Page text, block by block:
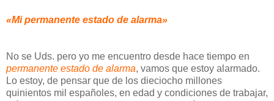
«Mi permanente estado de alarma»
No se Uds. pero yo me encuentro desde hace tiempo en
permanente estado de alarma, vamos que estoy alarmado.
Lo estoy, de pensar que de los dieciocho millones
quinientos mil españoles, en edad y condiciones de trabajar,